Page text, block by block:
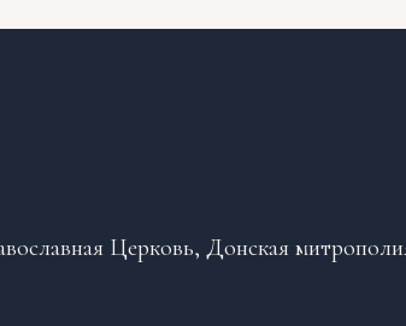
Церковь, Донская